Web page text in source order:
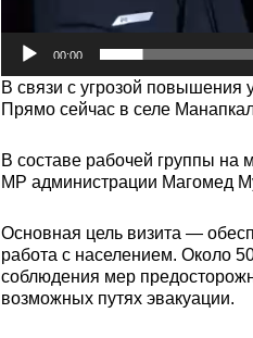
00:00
В связи с угрозой повышения
Прямо сейчас в селе
В составе рабочей группы на
МР администрации Магомед
Основная цель визита —
работа с населением. Около
соблюдения мер
возможных путях эвакуации.